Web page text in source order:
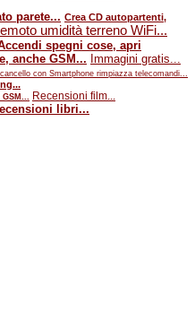
parete... Crea CD autopartenti,
umidità terreno WiFi...
spegni cose, apri
anche GSM... Immagini gratis...
con Smartphone rimpiazza telecomandi...
Recensioni film...
libri...